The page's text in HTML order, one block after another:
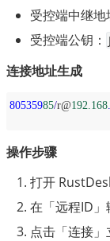
受控端中继地
受控端公钥：
连接地址生成
80535985/r@192.168
操作步骤
打开
在「远程ID
点击「连接